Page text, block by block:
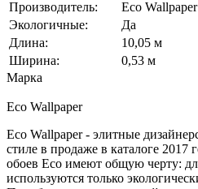
Производитель:
Eco Wallpaper
Экологичные:
Да
Длина:
10,05 м
Ширина:
0,53 м
Марка
Eco Wallpaper
Eco Wallpaper - элитные
стиле в продаже в каталоге 2017
обоев Eco имеют общую черту:
используются только